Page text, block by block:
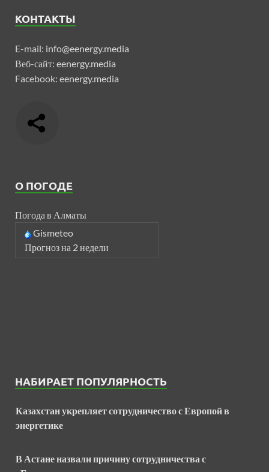
КОНТАКТЫ
E-mail: info@eenergy.media
Веб-сайт: eenergy.media
Facebook: eenergy.media
О ПОГОДЕ
Погода в Алматы
Gismeteo
Прогноз на 2 недели
НАБИРАЕТ ПОПУЛЯРНОСТЬ
Казахстан укрепляет сотрудничество с Европой в
энергетике
В Астане назвали причину сотрудничества с